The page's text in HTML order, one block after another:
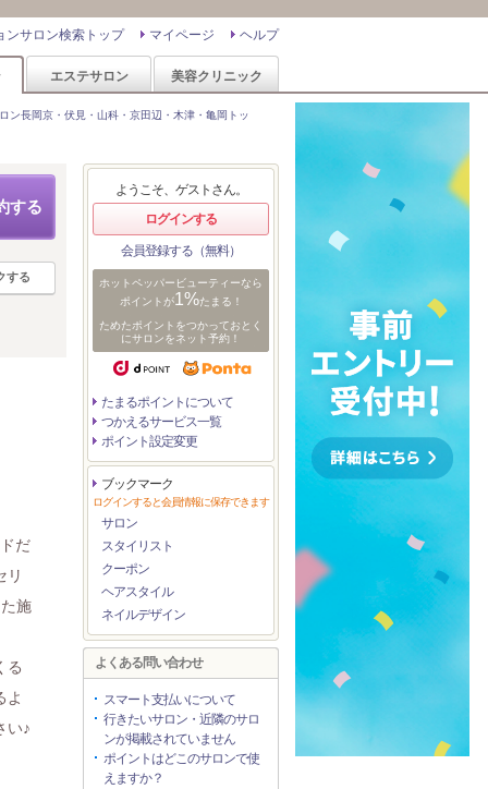
ヘルプ
マイページ
ンサロン検索トップ
エステサロン 美容クリニック
ン長岡京・伏見・山科・京田辺・木津・亀岡トッ
する
する
だ
リ
施
る
よ
い♪
ようこそ、ゲストさん。
ログインする
会員登録する（無料）
ホットペッパービューティーなら
ポイントが1%たまる！
ためたポイントをつかっておとく
にサロンをネット予約！
たまるポイントについて
つかえるサービス一覧
ポイント設定変更
ブックマーク
ログインすると会員情報に保存できます
サロン
スタイリスト
クーポン
ヘアスタイル
ネイルデザイン
よくある問い合わせ
スマート支払いについて
行きたいサロン・近隣のサロ
ンが掲載されていません
ポイントはどこのサロンで使
えますか？